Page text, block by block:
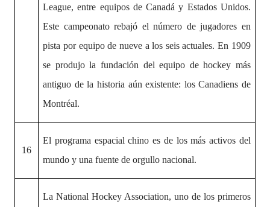
League, entre equipos de Canadá y Estados Unidos.
Este campeonato rebajó el número de jugadores en
pista por equipo de nueve a los seis actuales. En 1909
se produjo la fundación del equipo de hockey más
antiguo de la historia aún existente: los Canadiens de
Montréal.
16
El programa espacial chino es de los más activos del
mundo y una fuente de orgullo nacional.
La National Hockey Association, uno de los primeros